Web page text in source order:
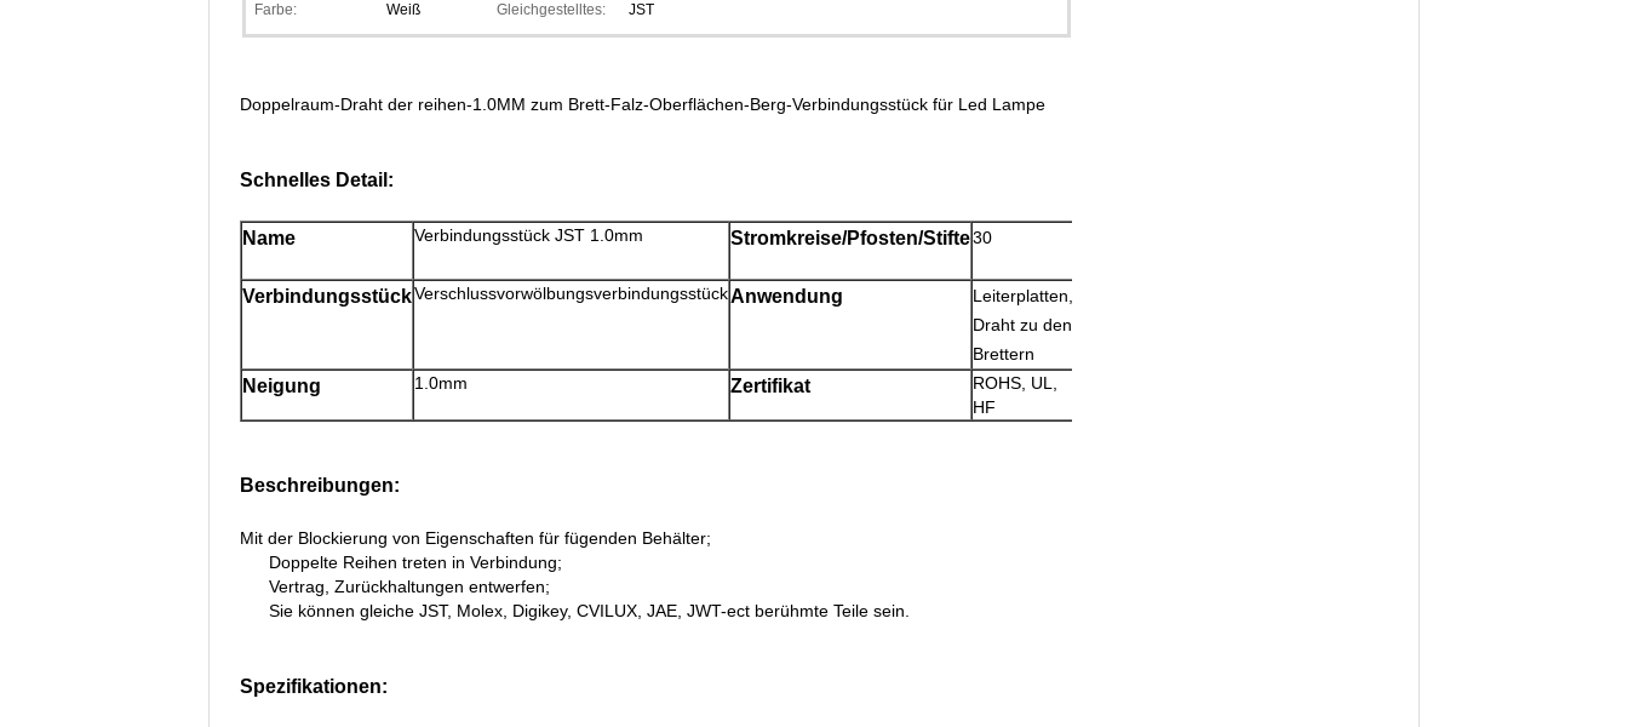
Farbe: Weiß Gleichgestelltes: JST
Doppelraum-Draht der reihen-1.0MM zum Brett-Falz-Oberflächen-Berg-Verbindungsstück für Led Lampe
Schnelles Detail:
Name Verbindungsstück JST 1.0mm Stromkreise/Pfosten/Stifte30
VerbindungsstückVerschlussvorwölbungsverbindungsstückAnwendung
Leiterplatten,
Draht zu den
Brettern
Neigung 1.0mm Zertifikat
ROHS, UL,
HF
Beschreibungen:
Mit der Blockierung von Eigenschaften für fügenden Behälter;
Doppelte Reihen treten in Verbindung;
Vertrag, Zurückhaltungen entwerfen;
Sie können gleiche JST, Molex, Digikey, CVILUX, JAE, JWT-ect berühmte Teile sein.
Spezifikationen: